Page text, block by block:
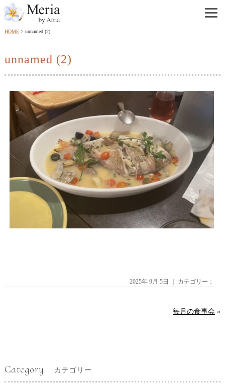
HOME unnamed (2)
unnamed (2)
2025年 9月 5日 ｜ カテゴリー：
毎月の食事会 »
Category カテゴリー